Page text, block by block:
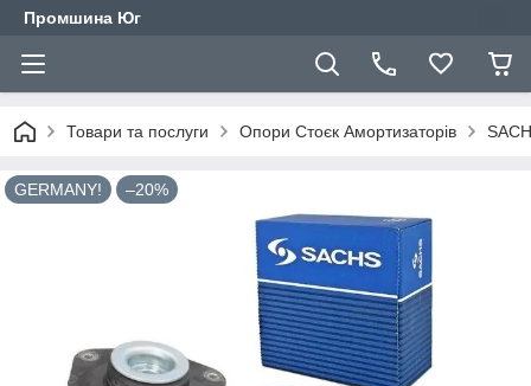
Промшина Юг
Товари та послуги Опори Стоєк Амортизаторів
GERMANY! –20%